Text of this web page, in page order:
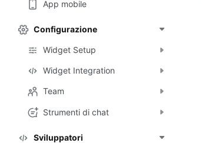
App mobile
Configurazione
Widget Setup
Widget Integration
Team
Strumenti di chat
Sviluppatori